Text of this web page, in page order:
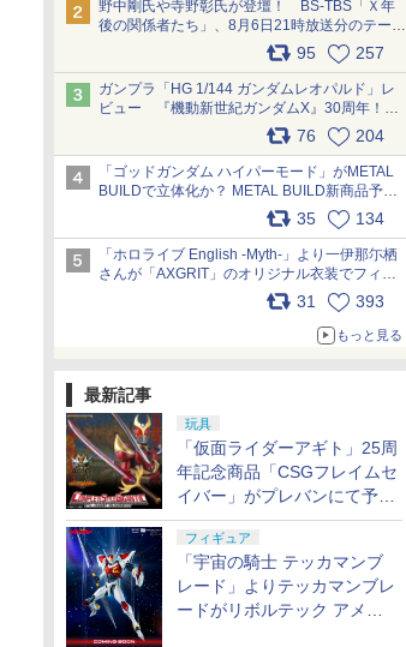
野中剛氏や寺野彰氏が登壇！ BS-TBS「Ｘ年
後の関係者たち」、8月6日21時放送分のテーマ
は「超合金」！ pic.x.com/uWyt1uyuFm
95 257
ガンプラ「HG 1/144 ガンダムレオパルド」レ
ビュー 『機動新世紀ガンダムX』30周年！イ
ンナーアームガトリングの変形機構まで再現し
最新フォーマットでキット化！
pic.x.com/nszPIDTpbg
76 204
「ゴッドガンダム ハイパーモード」がMETAL
BUILDで立体化か？ METAL BUILD新商品予告
が公開 pic.x.com/HIcLLIM3ar35 134
「ホロライブ English -Myth-」より一伊那尓栖
さんが「AXGRIT」のオリジナル衣装でフィギ
ュア化 pic.x.com/YMGhdIAzNa
31 393
もっと見る
最新記事
玩具
「仮面ライダーアギト」25周
年記念商品「CSGフレイムセ
イバー」がプレバンにて予約
開始
フィギュア
「宇宙の騎士 テッカマンブ
レード」よりテッカマンブレ
ードがリボルテック アメイ